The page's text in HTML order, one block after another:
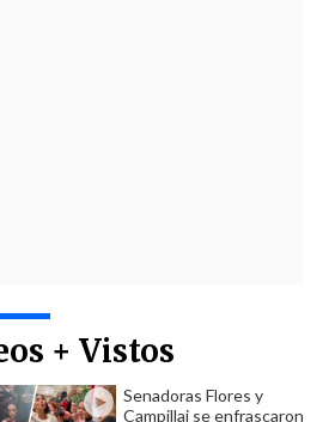
+ Vistos
Senadoras Flores y
Campillai se enfrascaron